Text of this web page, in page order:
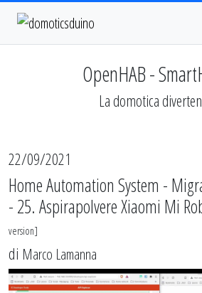
OpenHAB -
La domotica
22/09/2021
Home Automation System -
- 25. Aspirapolvere Xiaomi Mi
version]
di Marco Lamanna